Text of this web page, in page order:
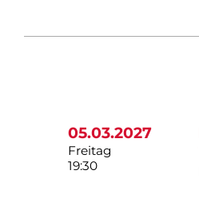
05.03.2027
Freitag
19:30